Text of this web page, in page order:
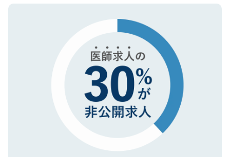
で、機密保持に関してもご安心ください。
ので、まずはご登録ください。